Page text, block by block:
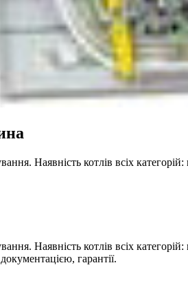
Наявність котлів всіх категорій:
Наявність котлів всіх категорій:
гарантії.